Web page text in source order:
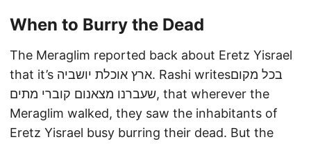
When to Burry the Dead
The Meraglim reported back about Eretz Yisrael
that it’s ארץ אוכלת יושביה. Rashi writesבכל מקום
שעברנו מצאנום קוברי מתים, that wherever the
Meraglim walked, they saw the inhabitants of
Eretz Yisrael busy burring their dead. But the